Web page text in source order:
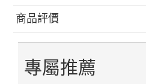
商品評價
專屬推薦